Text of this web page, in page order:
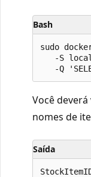
Bash
sudo
-S
Você
nomes de
Saída